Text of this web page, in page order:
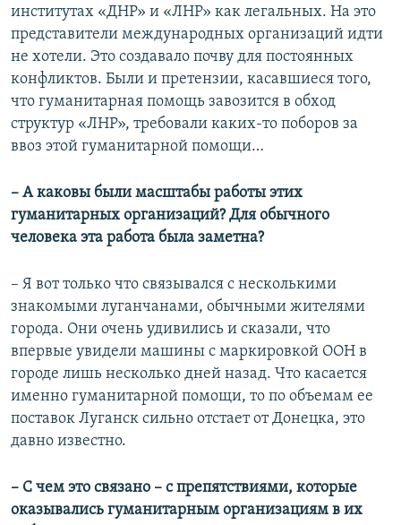
институтах «ДНР» и «ЛНР» как легальных. На это
представители международных организаций идти
не хотели. Это создавало почву для постоянных
конфликтов. Были и претензии, касавшиеся того,
что гуманитарная помощь завозится в обход
структур «ЛНР», требовали каких-то поборов за
ввоз этой гуманитарной помощи…
– А каковы были масштабы работы этих
гуманитарных организаций? Для обычного
человека эта работа была заметна?
– Я вот только что связывался с несколькими
знакомыми луганчанами, обычными жителями
города. Они очень удивились и сказали, что
впервые увидели машины с маркировкой ООН в
городе лишь несколько дней назад. Что касается
именно гуманитарной помощи, то по объемам ее
поставок Луганск сильно отстает от Донецка, это
давно известно.
– С чем это связано – с препятствиями, которые
оказывались гуманитарным организациям в их